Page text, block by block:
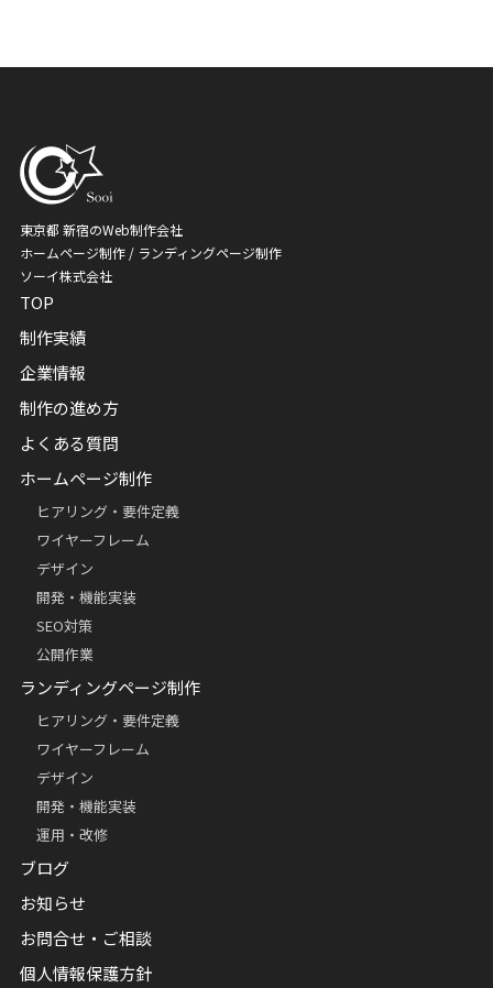
東京都 新宿のWeb制作会社
ホームページ制作 / ランディングページ制作
ソーイ株式会社
TOP
制作実績
企業情報
制作の進め方
よくある質問
ホームページ制作
ヒアリング・要件定義
ワイヤーフレーム
デザイン
開発・機能実装
SEO対策
公開作業
ランディングページ制作
ヒアリング・要件定義
ワイヤーフレーム
デザイン
開発・機能実装
運用・改修
ブログ
お知らせ
お問合せ・ご相談
個人情報保護方針